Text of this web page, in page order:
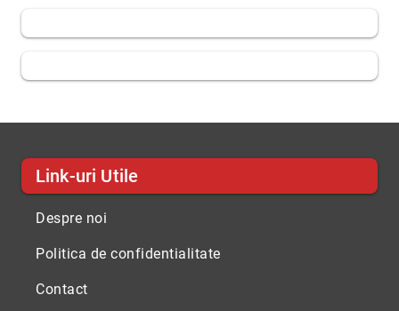
Link-uri Utile
Despre noi
Politica de confidentialitate
Contact